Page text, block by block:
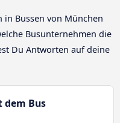
in Bussen von München
Busunternehmen die
Du Antworten auf deine
dem Bus